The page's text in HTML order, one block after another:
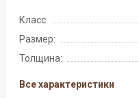
Класс:
Размер:
Толщина:
Все характеристики